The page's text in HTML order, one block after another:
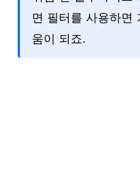
면 필터를 사용하면
움이 되죠.